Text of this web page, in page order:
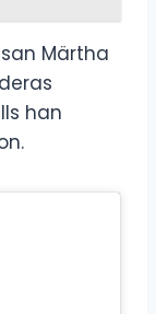
Märtha
han